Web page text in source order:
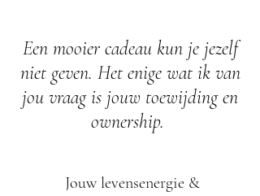
Een mooier cadeau kun je jezelf
niet geven. Het enige wat ik van
jou vraag is jouw toewijding en
ownership.
Jouw levensenergie &